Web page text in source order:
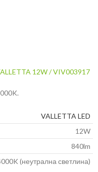
12W / VIV003917
VALLETTA LED
12W
840lm
(неутрална светлина)